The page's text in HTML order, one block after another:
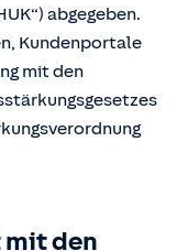
abgegeben.
Kundenportale
mit den
mit den